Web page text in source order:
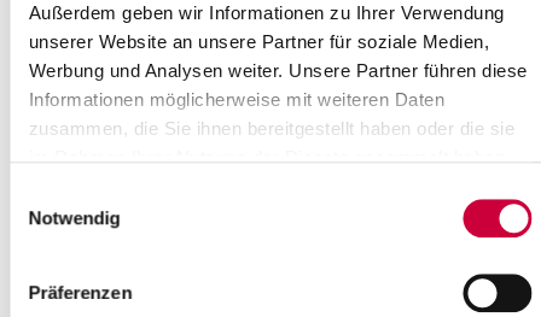
Außerdem geben wir Informationen zu Ihrer Verwendung
unserer Website an unsere Partner für soziale Medien,
Werbung und Analysen weiter. Unsere Partner führen diese
Informationen möglicherweise mit weiteren Daten
zusammen, die Sie ihnen bereitgestellt haben oder die sie
Notwendig
Präferenzen